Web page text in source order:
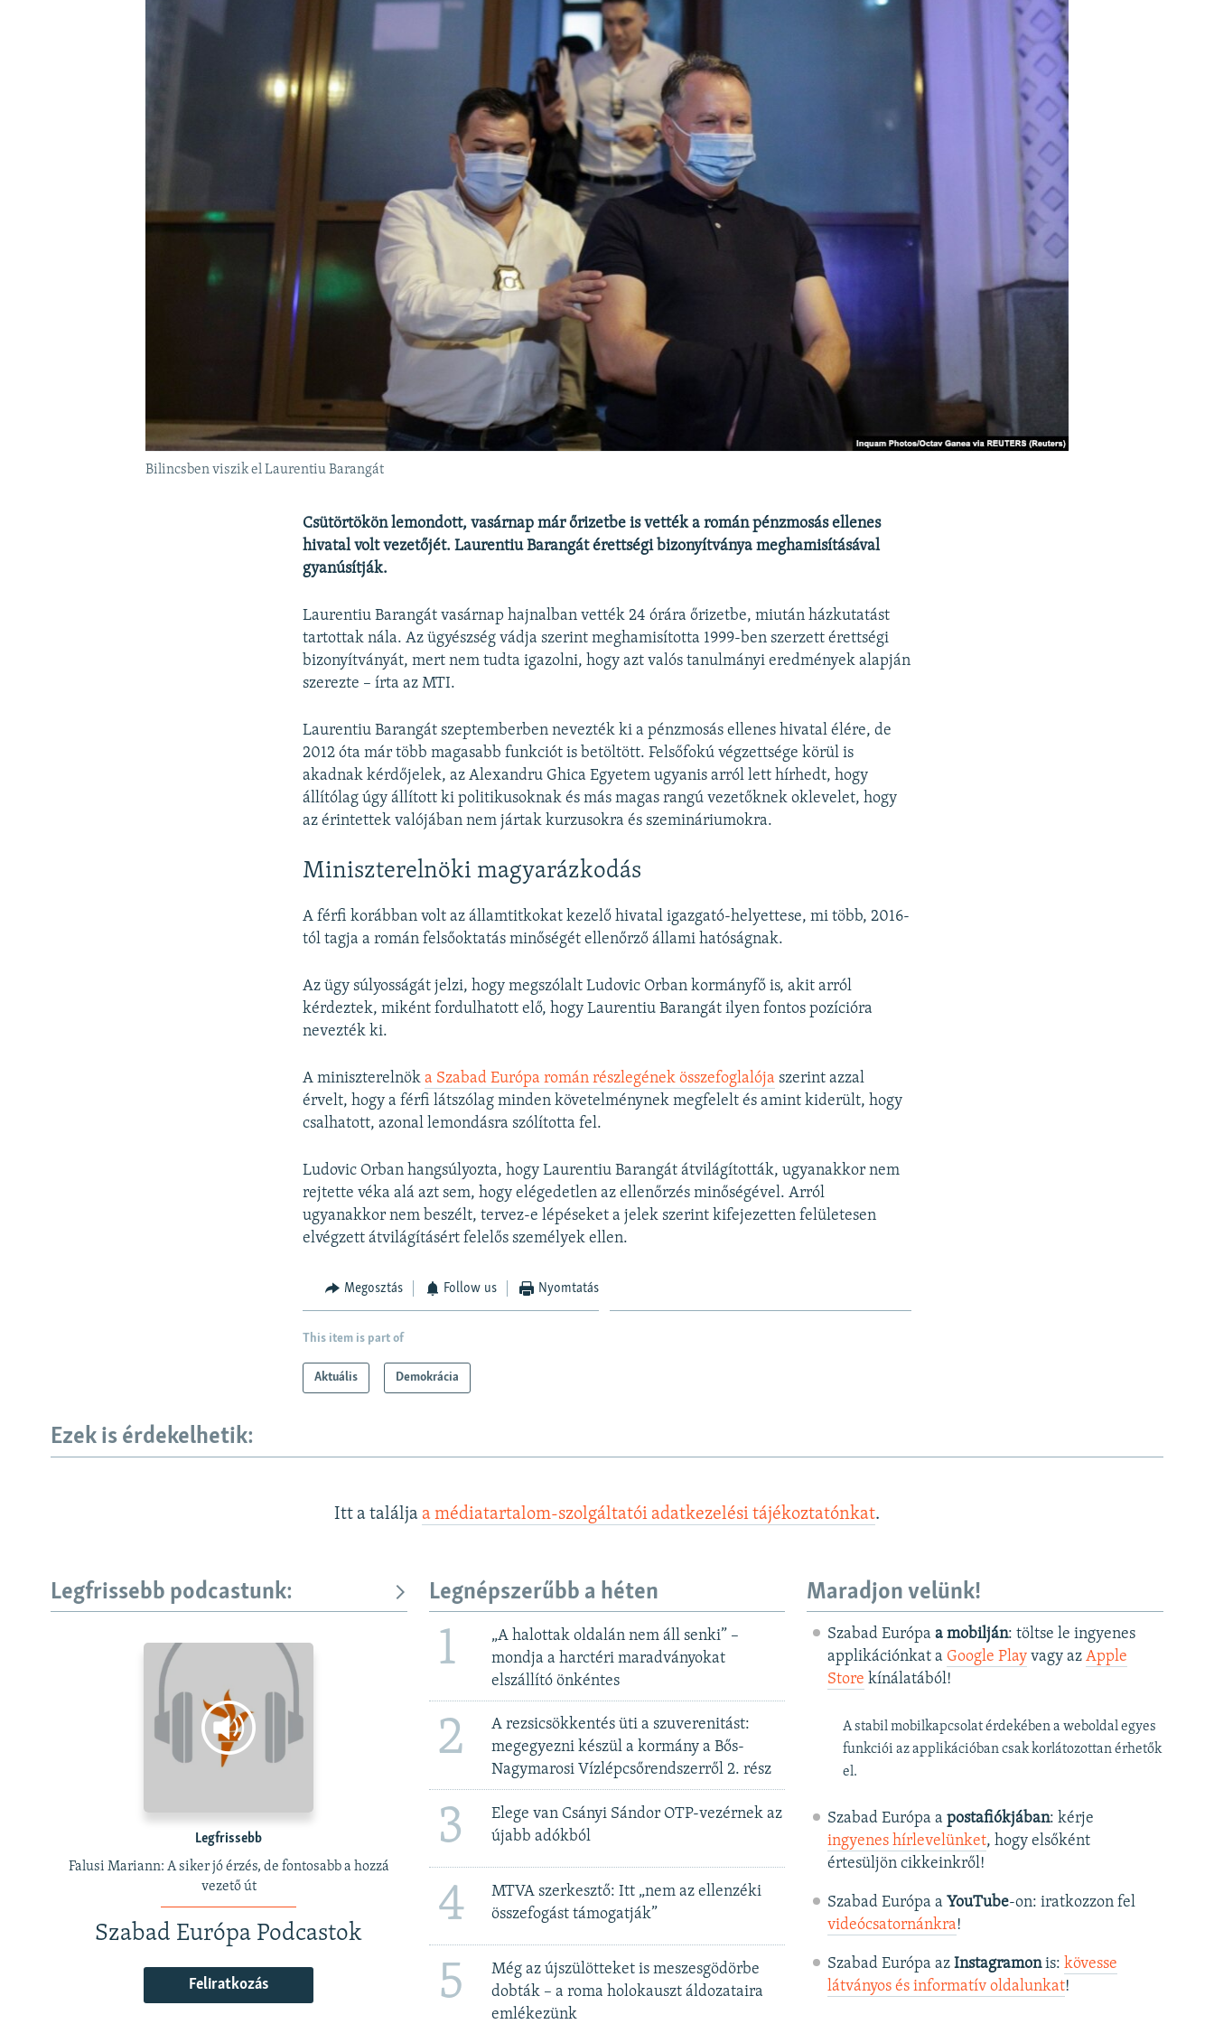
Bilincsben viszik el Laurentiu Barangát
Csütörtökön lemondott, vasárnap már őrizetbe is vették a román pénzmosás ellenes
hivatal volt vezetőjét. Laurentiu Barangát érettségi bizonyítványa meghamisításával
gyanúsítják.
Laurentiu Barangát vasárnap hajnalban vették 24 órára őrizetbe, miután házkutatást
tartottak nála. Az ügyészség vádja szerint meghamisította 1999-ben szerzett érettségi
bizonyítványát, mert nem tudta igazolni, hogy azt valós tanulmányi eredmények alapján
szerezte – írta az MTI.
Laurentiu Barangát szeptemberben nevezték ki a pénzmosás ellenes hivatal élére, de
2012 óta már több magasabb funkciót is betöltött. Felsőfokú végzettsége körül is
akadnak kérdőjelek, az Alexandru Ghica Egyetem ugyanis arról lett hírhedt, hogy
állítólag úgy állított ki politikusoknak és más magas rangú vezetőknek oklevelet, hogy
az érintettek valójában nem jártak kurzusokra és szemináriumokra.
Miniszterelnöki magyarázkodás
A férfi korábban volt az államtitkokat kezelő hivatal igazgató-helyettese, mi több, 2016-
tól tagja a román felsőoktatás minőségét ellenőrző állami hatóságnak.
Az ügy súlyosságát jelzi, hogy megszólalt Ludovic Orban kormányfő is, akit arról
kérdeztek, miként fordulhatott elő, hogy Laurentiu Barangát ilyen fontos pozícióra
nevezték ki.
A miniszterelnöka Szabad Európa román részlegének összefoglalója szerint azzal
érvelt, hogy a férfi látszólag minden követelménynek megfelelt és amint kiderült, hogy
csalhatott, azonal lemondásra szólította fel.
Ludovic Orban hangsúlyozta, hogy Laurentiu Barangát átvilágították, ugyanakkor nem
rejtette véka alá azt sem, hogy elégedetlen az ellenőrzés minőségével. Arról
ugyanakkor nem beszélt, tervez-e lépéseket a jelek szerint kifejezetten felületesen
elvégzett átvilágításért felelős személyek ellen.
Megosztás Follow us Nyomtatás
This item is part of
Aktuális Demokrácia
Ezek is érdekelhetik:
Itt a találja a médiatartalom-szolgáltatói adatkezelési tájékoztatónkat.
Legfrissebb podcastunk:
Legfrissebb
Falusi Mariann: A siker jó érzés, de fontosabb a hozzá
vezető út
Szabad Európa Podcastok
Feliratkozás
Legnépszerűbb a héten
1
„A halottak oldalán nem áll senki” –
mondja a harctéri maradványokat
elszállító önkéntes
2
A rezsicsökkentés üti a szuverenitást:
megegyezni készül a kormány a Bős-
Nagymarosi Vízlépcsőrendszerről 2. rész
3
Elege van Csányi Sándor OTP-vezérnek az
újabb adókból
4
MTVA szerkesztő: Itt „nem az ellenzéki
összefogást támogatják”
5
Még az újszülötteket is meszesgödörbe
dobták – a roma holokauszt áldozataira
emlékezünk
Maradjon velünk!
Szabad Európa a mobilján: töltse le ingyenes
applikációnkat a Google Playvagy az Apple
Store kínálatából!
A stabil mobilkapcsolat érdekében a weboldal egyes
funkciói az applikációban csak korlátozottan érhetők
el.
Szabad Európa a postafiókjában: kérje
ingyenes hírlevelünket, hogy elsőként
értesüljön cikkeinkről!
Szabad Európa a YouTube-on: iratkozzon fel
videócsatornánkra!
Szabad Európa az Instagramonis: kövesse
látványos és informatív oldalunkat! ​